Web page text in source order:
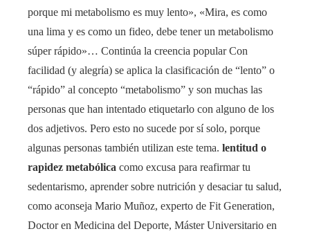
porque mi metabolismo es muy lento», «Mira, es como
una lima y es como un fideo, debe tener un metabolismo
súper rápido»… Continúa la creencia popular Con
facilidad (y alegría) se aplica la clasificación de “lento” o
“rápido” al concepto “metabolismo” y son muchas las
personas que han intentado etiquetarlo con alguno de los
dos adjetivos. Pero esto no sucede por sí solo, porque
algunas personas también utilizan este tema. lentitud o
rapidez metabólica como excusa para reafirmar tu
sedentarismo, aprender sobre nutrición y desaciar tu salud,
como aconseja Mario Muñoz, experto de Fit Generation,
Doctor en Medicina del Deporte, Máster Universitario en